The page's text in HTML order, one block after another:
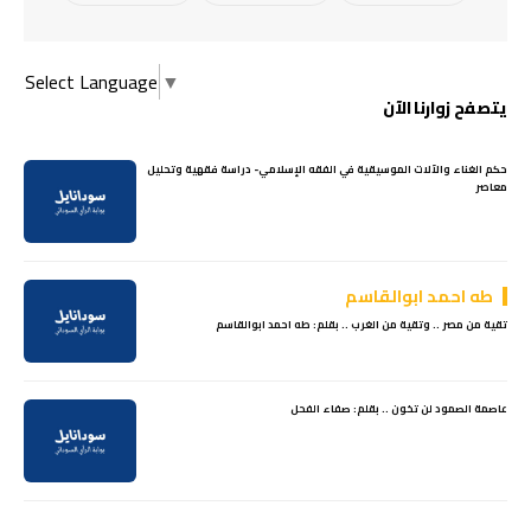
Select Language ▼
يتصفح زوارنا الآن
حكم الغناء والآلات الموسيقية في الفقه الإسلامي- دراسة فقهية وتحليل
معاصر
طه احمد ابوالقاسم
تقية من مصر .. وتقية من الغرب .. بقلم: طه احمد ابوالقاسم
عاصمة الصمود لن تخون .. بقلم: صفاء الفحل